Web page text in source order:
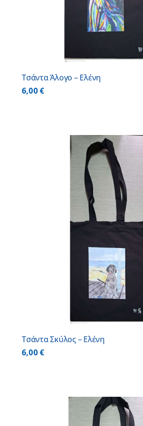
Τσάντα Άλογο – Ελένη
6,00€
Τσάντα Σκύλος – Ελένη
6,00€